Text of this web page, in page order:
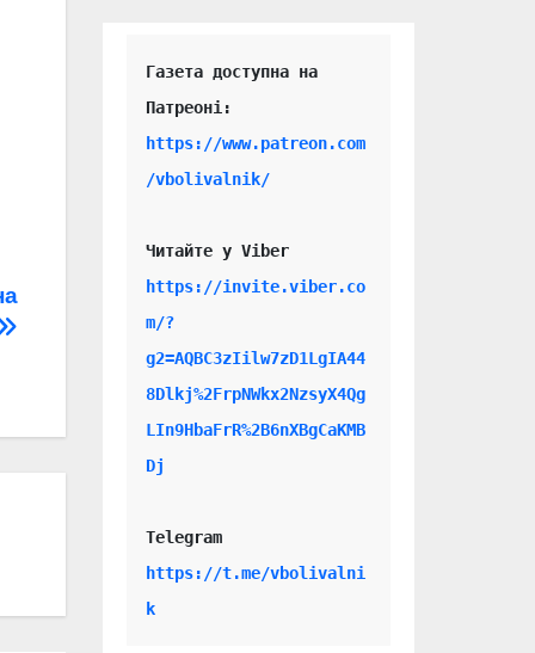
Газета доступна на
https://www.patreon.com
/vbolivalnik/
Читайте у Viber
https://invite.viber.co
m/?
g2=AQBC3zIilw7zD1LgIA44
8Dlkj%2FrpNWkx2NzsyX4Qg
LIn9HbaFrR%2B6nXBgCaKMB
Dj
Telegram
https://t.me/vbolivalni
k